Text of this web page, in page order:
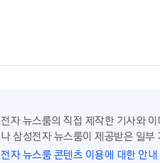
자 뉴스룸의 직접 제작한 기사와
삼성전자 뉴스룸이 제공받은 일
자 뉴스룸 콘텐츠 이용에 대한 안내